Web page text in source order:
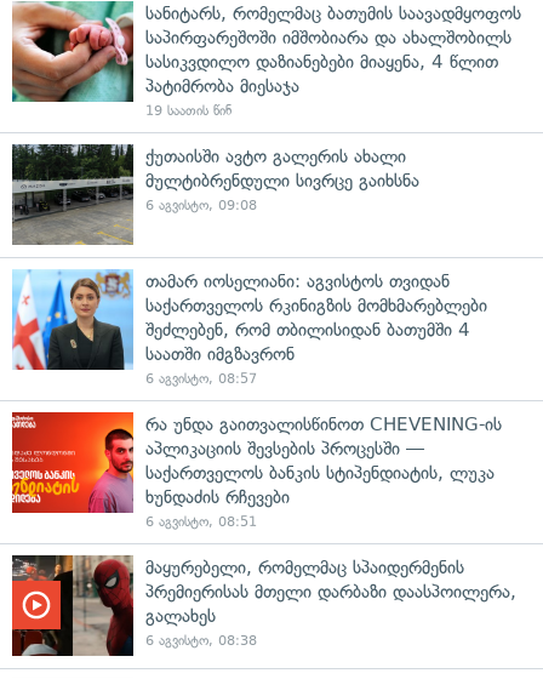
სანიტარს, რომელმაც ბათუმის საავადმყოფოს
საპირფარეშოში იმშობიარა და ახალშობილს
სასიკვდილო დაზიანებები მიაყენა, 4 წლით
პატიმრობა მიესაჯა
19 საათის წინ
ქუთაისში ავტო გალერის ახალი
მულტიბრენდული სივრცე გაიხსნა
6 აგვისტო, 09:08
თამარ იოსელიანი: აგვისტოს თვიდან
საქართველოს რკინიგზის მომხმარებლები
შეძლებენ, რომ თბილისიდან ბათუმში 4
საათში იმგზავრონ
6 აგვისტო, 08:57
რა უნდა გაითვალისწინოთ CHEVENING-ის
აპლიკაციის შევსების პროცესში —
საქართველოს ბანკის სტიპენდიატის, ლუკა
ხუნდაძის რჩევები
6 აგვისტო, 08:51
მაყურებელი, რომელმაც სპაიდერმენის
პრემიერისას მთელი დარბაზი დაასპოილერა,
გალახეს
6 აგვისტო, 08:38